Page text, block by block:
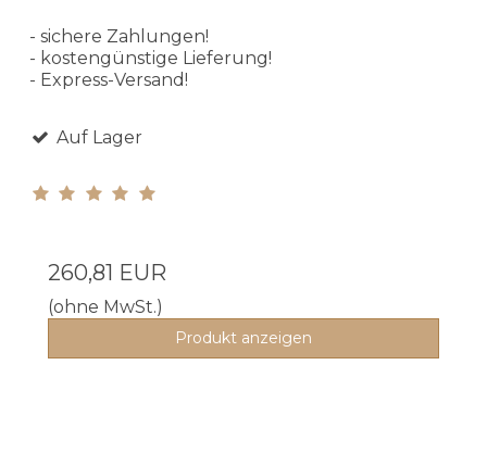
- sichere Zahlungen!
- kostengünstige Lieferung!
- Express-Versand!
Auf Lager
260,81 EUR
(ohne MwSt.)
Produkt anzeigen